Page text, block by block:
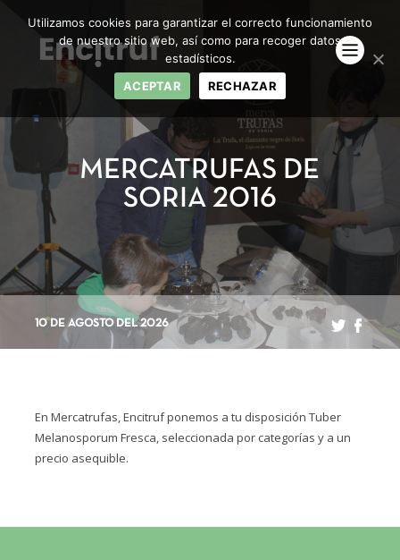
MERCATRUFAS DE
SORIA 2016
10 DE AGOSTO DEL 2026
En Mercatrufas, Encitruf ponemos a tu disposición Tuber
Melanosporum Fresca, seleccionada por categorías y a un
precio asequible.
Utilizamos cookies para garantizar el correcto funcionamiento
de nuestro sitio web, así como para recoger datos
estadísticos.
ACEPTAR
RECHAZAR